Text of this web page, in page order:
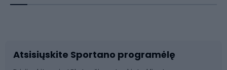
Dviračių dalys
Rogutės ir čiuožynės
Atsisiųskite Sportano programėlę